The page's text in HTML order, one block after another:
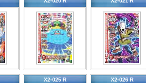
X2-025 R X2-026 R